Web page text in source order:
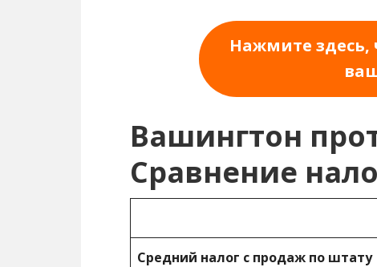
Нажмите здесь,
Вашингтон
Сравнение
Средний налог с продаж по штату